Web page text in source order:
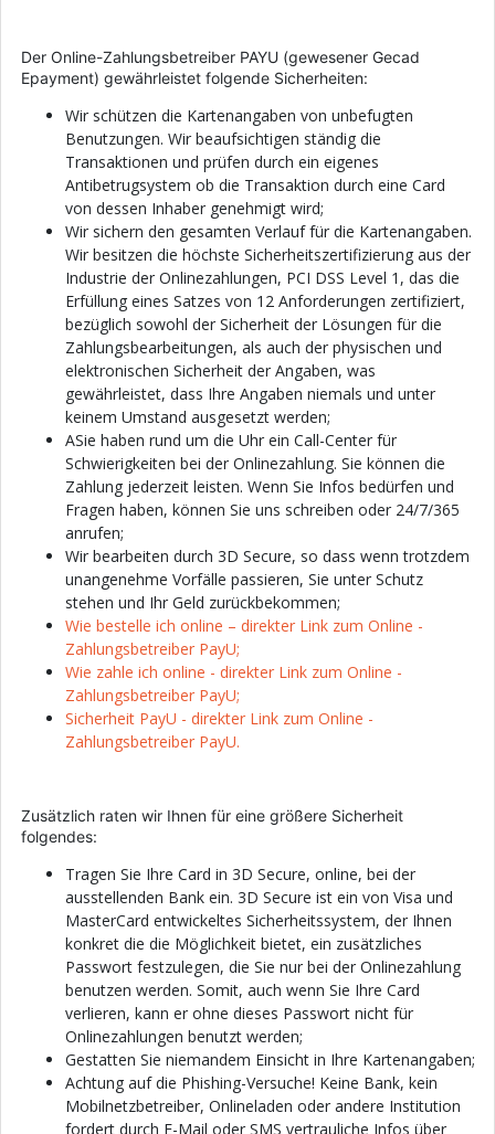
Der Online-Zahlungsbetreiber PAYU (gewesener Gecad
Epayment) gewährleistet folgende Sicherheiten:
Wir schützen die Kartenangaben von unbefugten
Benutzungen. Wir beaufsichtigen ständig die
Transaktionen und prüfen durch ein eigenes
Antibetrugsystem ob die Transaktion durch eine Card
von dessen Inhaber genehmigt wird;
Wir sichern den gesamten Verlauf für die Kartenangaben.
Wir besitzen die höchste Sicherheitszertifizierung aus der
Industrie der Onlinezahlungen, PCI DSS Level 1, das die
Erfüllung eines Satzes von 12 Anforderungen zertifiziert,
bezüglich sowohl der Sicherheit der Lösungen für die
Zahlungsbearbeitungen, als auch der physischen und
elektronischen Sicherheit der Angaben, was
gewährleistet, dass Ihre Angaben niemals und unter
keinem Umstand ausgesetzt werden;
ASie haben rund um die Uhr ein Call-Center für
Schwierigkeiten bei der Onlinezahlung. Sie können die
Zahlung jederzeit leisten. Wenn Sie Infos bedürfen und
Fragen haben, können Sie uns schreiben oder 24/7/365
anrufen;
Wir bearbeiten durch 3D Secure, so dass wenn trotzdem
unangenehme Vorfälle passieren, Sie unter Schutz
stehen und Ihr Geld zurückbekommen;
Wie bestelle ich online – direkter Link zum Online -
Zahlungsbetreiber PayU;
Wie zahle ich online - direkter Link zum Online -
Zahlungsbetreiber PayU;
Sicherheit PayU - direkter Link zum Online -
Zahlungsbetreiber PayU.
Zusätzlich raten wir Ihnen für eine größere Sicherheit
folgendes:
Tragen Sie Ihre Card in 3D Secure, online, bei der
ausstellenden Bank ein. 3D Secure ist ein von Visa und
MasterCard entwickeltes Sicherheitssystem, der Ihnen
konkret die die Möglichkeit bietet, ein zusätzliches
Passwort festzulegen, die Sie nur bei der Onlinezahlung
benutzen werden. Somit, auch wenn Sie Ihre Card
verlieren, kann er ohne dieses Passwort nicht für
Onlinezahlungen benutzt werden;
Gestatten Sie niemandem Einsicht in Ihre Kartenangaben;
Achtung auf die Phishing-Versuche! Keine Bank, kein
Mobilnetzbetreiber, Onlineladen oder andere Institution
fordert durch E-Mail oder SMS vertrauliche Infos über